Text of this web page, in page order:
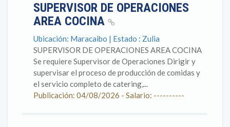
SUPERVISOR DE OPERACIONES
AREA COCINA
Ubicación: Maracaibo | Estado : Zulia
SUPERVISOR DE OPERACIONES AREA COCINA
Se requiere Supervisor de Operaciones Dirigir y
supervisar el proceso de producción de comidas y
el servicio completo de catering,...
Publicación: 04/08/2026 - Salario: ----------